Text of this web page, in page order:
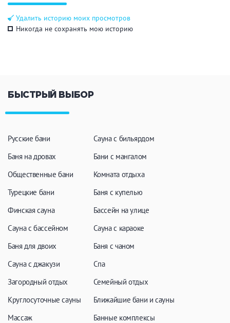
Общие
Аква-зона
Бассейн
Бассейн на улице
Развлечения
Бильярд
Караоке
Кальян
Настольные игры
Мангал/ барбекю
Со своей едой
Удалить историю моих просмотров
Никогда не сохранять мою историю
БЫСТРЫЙ ВЫБОР
Русские бани
Баня на дровах
Общественные бани
Турецкие бани
Финская сауна
Сауна с бассейном
Баня для двоих
Сауна с джакузи
Загородный отдых
Круглосуточные сауны
Массаж
Сауна с бильярдом
Бани с мангалом
Комната отдыха
Баня с купелью
Бассейн на улице
Сауна с караоке
Баня с чаном
Спа
Семейный отдых
Ближайшие бани и сауны
Банные комплексы